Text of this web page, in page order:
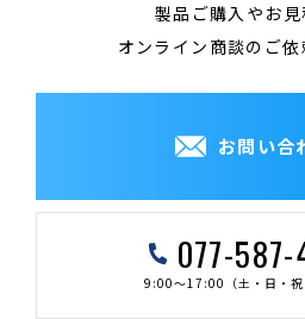
製品ご購入やお見
オンライン商談のご依
お問い合
077-587-
9:00～17:00（土・日・祝